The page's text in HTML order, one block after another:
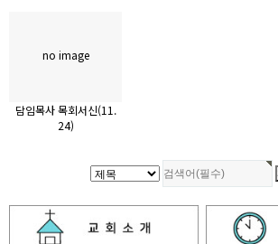
no image
담임목사 목회서신(11.
24)